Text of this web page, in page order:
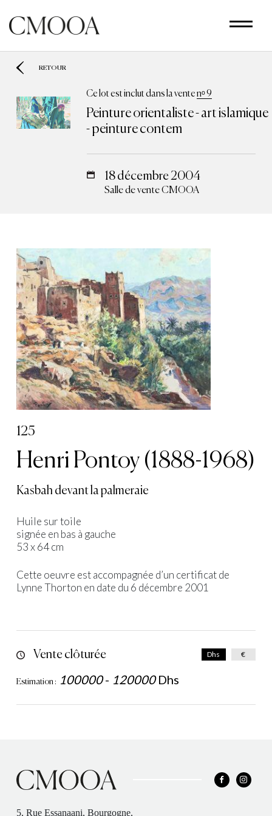
contenu
principal
RETOUR
Ce lot est inclut dans la ventenᵒ 9
Peinture orientaliste - art islamique
- peinture contem
18 décembre 2004
Salle de vente CMOOA
125
Henri Pontoy (1888-1968)
Kasbah devant la palmeraie
Huile sur toile
signée en bas à gauche
53 x 64 cm
Cette oeuvre est accompagnée d’un certificat de
Lynne Thorton en date du 6 décembre 2001
Vente clôturée
Estimation : 100000- 120000 Dhs
Dhs €
5, Rue Essanaani, Bourgogne,